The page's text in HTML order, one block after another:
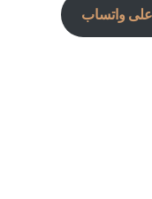
واتساب